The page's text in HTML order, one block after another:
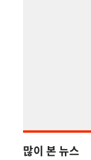
많이 본 뉴스